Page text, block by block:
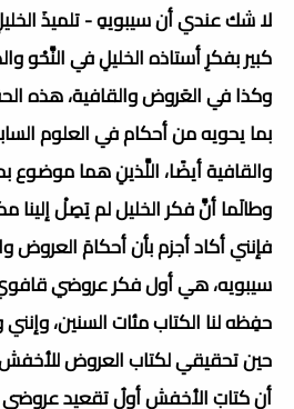
لا شك عندي أن سيبويهِ - تلميذَ
كبير بفكرِ أستاذه الخليلِ في النَّحْو
وكذا في العَروض والقافية، هذه
بما يحويه من أحكام في العلوم
والقافية أيضًا، اللَّذينِ هما موضوع
وطالَما أنَّ فكر الخليل لم يَصِلْ إلينا
فإنني أكاد أجزم بأن أحكامَ العروض
سيبويه، هي أول فكر عروضي قافوي
حفِظه لنا الكتاب مئات السنين،
حين تحقيقي لكتاب العروض
أن كتابَ الأخفش أولُ تقعيد عروضي